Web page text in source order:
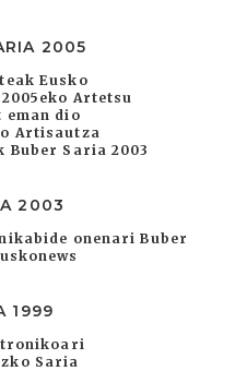
2005
Eusko
Artetsu
eman dio
Artisautza
Saria 2003
2003
onenari Buber
1999
Saria